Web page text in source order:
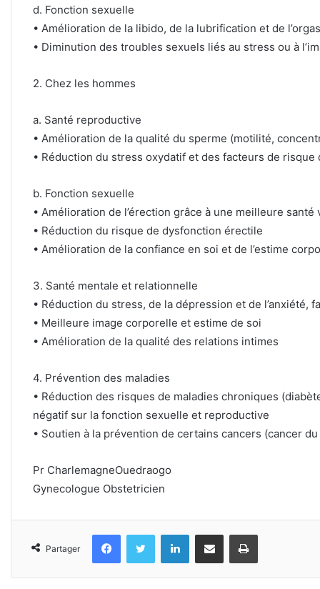
d. Fonction sexuelle
• Amélioration de la libido, de la lubrification et de
• Diminution des troubles sexuels liés au stress ou à
2. Chez les hommes
a. Santé reproductive
• Amélioration de la qualité du sperme (motilité,
• Réduction du stress oxydatif et des facteurs de risque
b. Fonction sexuelle
• Amélioration de l’érection grâce à une meilleure santé
• Réduction du risque de dysfonction érectile
• Amélioration de la confiance en soi et de l’estime
3. Santé mentale et relationnelle
• Réduction du stress, de la dépression et de l’anxiété,
• Meilleure image corporelle et estime de soi
• Amélioration de la qualité des relations intimes
4. Prévention des maladies
• Réduction des risques de maladies chroniques
négatif sur la fonction sexuelle et reproductive
• Soutien à la prévention de certains cancers (cancer
Pr CharlemagneOuedraogo
Gynecologue Obstetricien
Partager
FacebookTwitter LinkedinPartager par email Imprimer